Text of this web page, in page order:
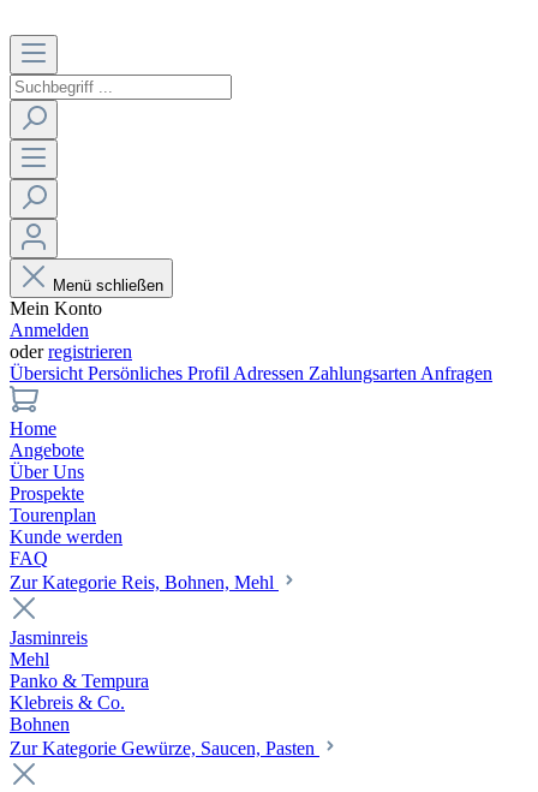
Menü schließen
Mein Konto
Anmelden
oderregistrieren
Übersicht Persönliches Profil Adressen Zahlungsarten Anfragen
Home
Angebote
Über Uns
Prospekte
Tourenplan
Kunde werden
FAQ
Zur Kategorie Reis, Bohnen, Mehl
Jasminreis
Mehl
Panko & Tempura
Klebreis & Co.
Bohnen
Zur Kategorie Gewürze, Saucen, Pasten